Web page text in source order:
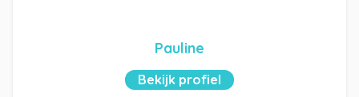
Pauline
Bekijk profiel